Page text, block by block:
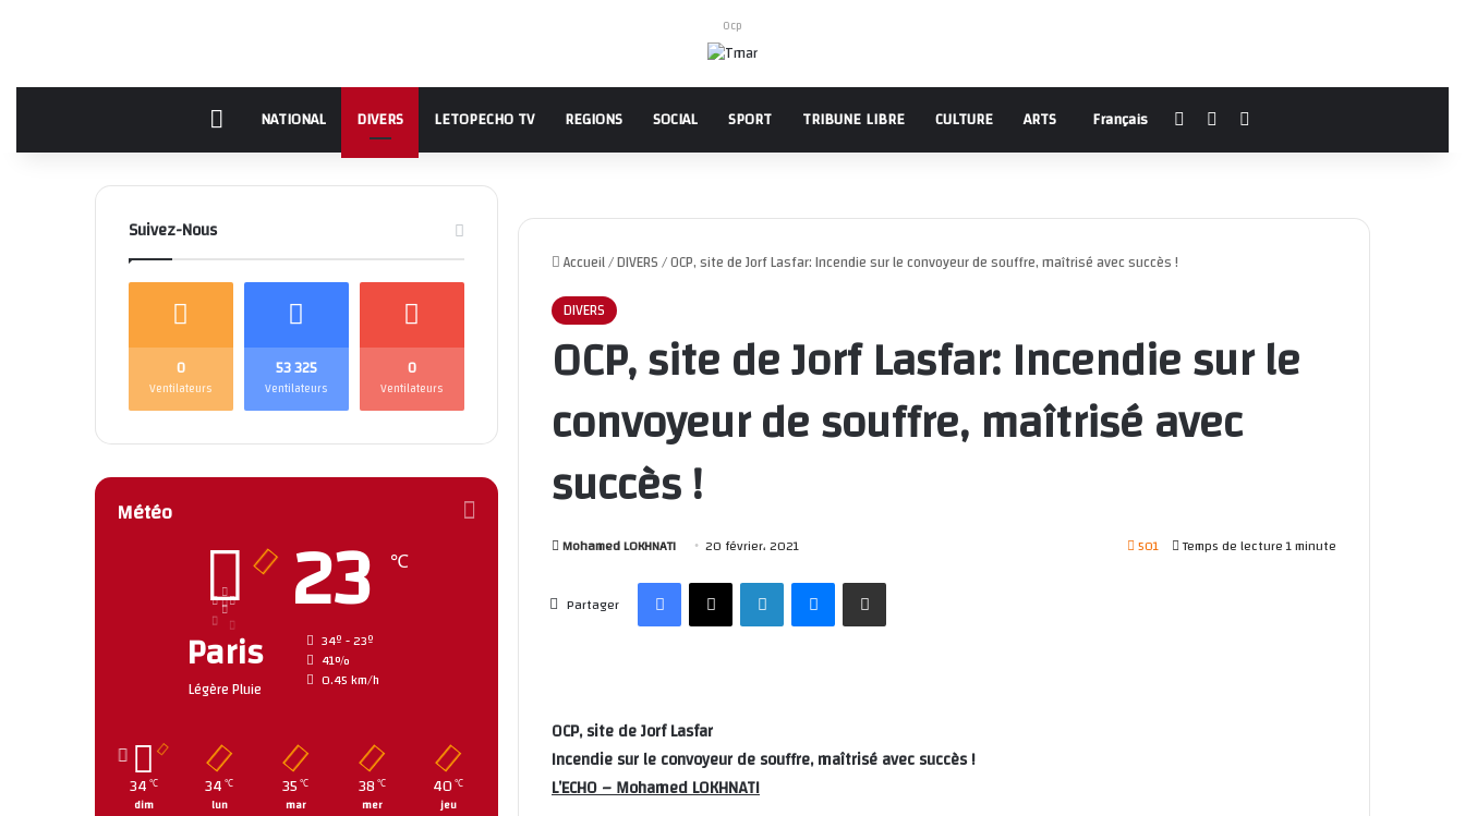
Ocp
AccueilNATIONAL DIVERS LETOPECHO TV REGIONS SOCIAL SPORT TRIBUNE LIBRE CULTURE ARTS Français FacebookYouTube
Accueil/DIVERS/OCP, site de Jorf Lasfar: Incendie sur le convoyeur de souffre, maîtrisé avec succès !
DIVERS
OCP, site de Jorf Lasfar: Incendie sur le
convoyeur de souffre, maîtrisé avec
succès !
Mohamed LOKHNATI 20 février، 2021 501 Temps de lecture 1 minute
Partager
OCP, site de Jorf Lasfar
Incendie sur le convoyeur de souffre, maîtrisé avec succès !
L’ECHO – Mohamed LOKHNATI
Suivez-Nous
0
Ventilateurs
53 325
Ventilateurs
0
Ventilateurs
Météo
Paris
Légère Pluie
23 ℃
34º - 23º
41%
0.45 km/h
34 ℃
dim
34 ℃
lun
35 ℃
mar
38 ℃
mer
40℃
jeu